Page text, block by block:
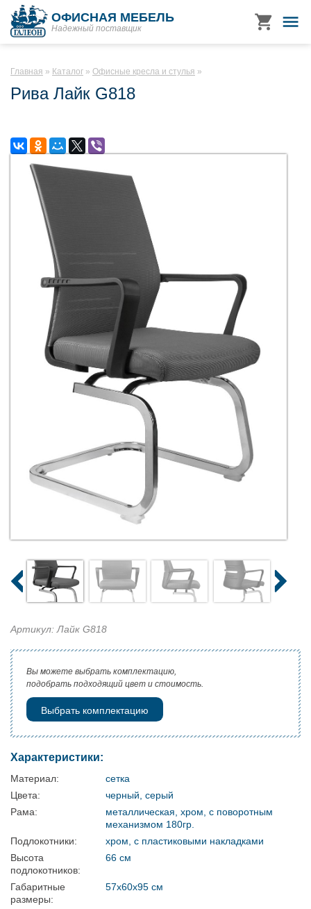
ОФИСНАЯ МЕБЕЛЬ
Надежный поставщик
Главная Каталог Офисные кресла и стулья
Рива Лайк G818
Артикул: Лайк G818
Вы можете выбрать комплектацию,
подобрать подходящий цвет и стоимость.
Выбрать комплектацию
Характеристики:
Материал:
сетка
Цвета:
черный, серый
Рама:
металлическая, хром, с поворотным
механизмом 180гр.
Подлокотники:
хром, с пластиковыми накладками
Высота
подлокотников:
66 см
Габаритные
размеры:
57х60х95 см